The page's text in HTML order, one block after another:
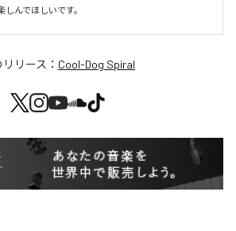
しんでほしいです。
リース： Cool-Dog Spiral